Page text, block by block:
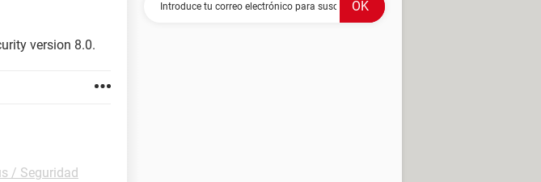
version 8.0.
/ Seguridad